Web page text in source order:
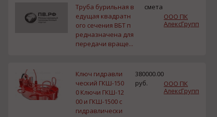
Труба бурильная в
едущая квадратн
ого сечения ВБТ п
редназначена для
передачи враще...
смета
ООО ПК
АлексГрупп
Ключ гидравли
ческий ГКШ-150
0 Ключи ГКШ-12
00 и ГКШ-1500 с
гидравлически
380000.00
руб.
ООО ПК
АлексГрупп